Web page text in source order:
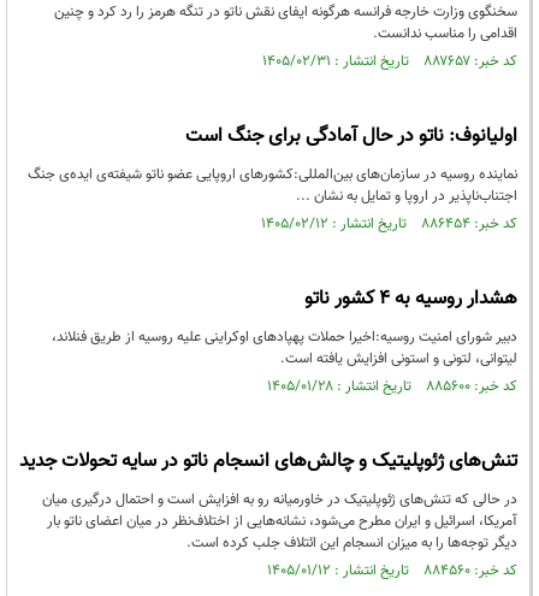
سخنگوی وزارت خارجه فرانسه هرگونه ایفای نقش ناتو در تنگه هرمز را رد کرد و چنین
اقدامی را مناسب ندانست.
کد خبر: ۸۸۷۶۵۷ تاریخ انتشار : ۱۴۰۵/۰۲/۳۱
اولیانوف: ناتو در حال آمادگی برای جنگ است
نماینده روسیه در سازمان‌های بین‌المللی:کشورهای اروپایی عضو ناتو شیفته‌ی ایده‌ی جنگ
اجتناب‌ناپذیر در اروپا و تمایل به نشان ...
کد خبر: ۸۸۶۴۵۴ تاریخ انتشار : ۱۴۰۵/۰۲/۱۲
هشدار روسیه به ۴ کشور ناتو
دبیر شورای امنیت روسیه:اخیرا حملات پهپادهای اوکراینی علیه روسیه از طریق فنلاند،
لیتوانی، لتونی و استونی افزایش یافته است.
کد خبر: ۸۸۵۶۰۰ تاریخ انتشار : ۱۴۰۵/۰۱/۲۸
تنش‌های ژئوپلیتیک و چالش‌های انسجام ناتو در سایه تحولات جدید
در حالی که تنش‌های ژئوپلیتیک در خاورمیانه رو به افزایش است و احتمال درگیری میان
آمریکا، اسرائیل و ایران مطرح می‌شود، نشانه‌هایی از اختلاف‌نظر در میان اعضای ناتو بار
دیگر توجه‌ها را به میزان انسجام این ائتلاف جلب کرده است.
کد خبر: ۸۸۴۵۶۰ تاریخ انتشار : ۱۴۰۵/۰۱/۱۲